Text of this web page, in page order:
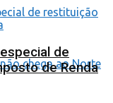
de
de Renda